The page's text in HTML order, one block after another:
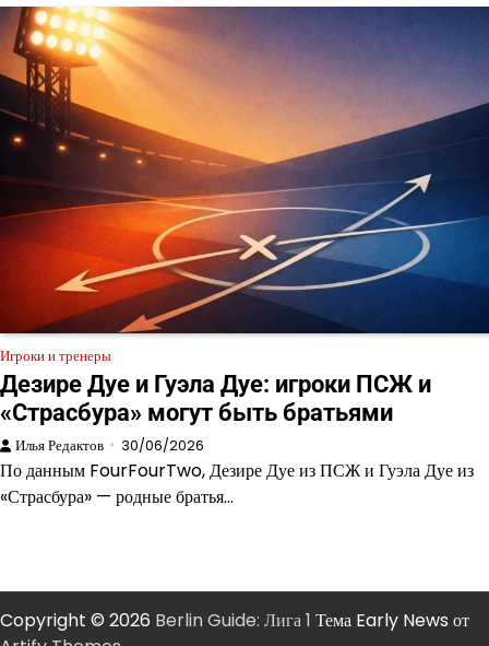
Игроки и тренеры
Дезире Дуе и Гуэла Дуе: игроки ПСЖ и
«Страсбура» могут быть братьями
Илья Редактов 30/06/2026
По данным FourFourTwo, Дезире Дуе из ПСЖ и Гуэла Дуе из
«Страсбура» — родные братья…
Copyright © 2026 Berlin Guide: Лига 1 Тема Early News от